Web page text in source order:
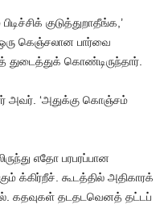
பிடிச்சிக் குடுத்துறாதீங்க ,’
கெஞ்சலான பார்வை
துடைத்துக் கொண்டிருந்தார்
அவர் . ‘அதுக்கு கொஞ்சம்
எதோ பரபரப்பான
க்கிர்றீச் கூடத்தில் அதிகாரக்
கதவுகள் தடதடவெனத் தட்டப்